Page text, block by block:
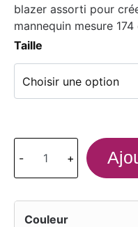
blazer assorti pour
mannequin mesure
Taille
- +
Couleur